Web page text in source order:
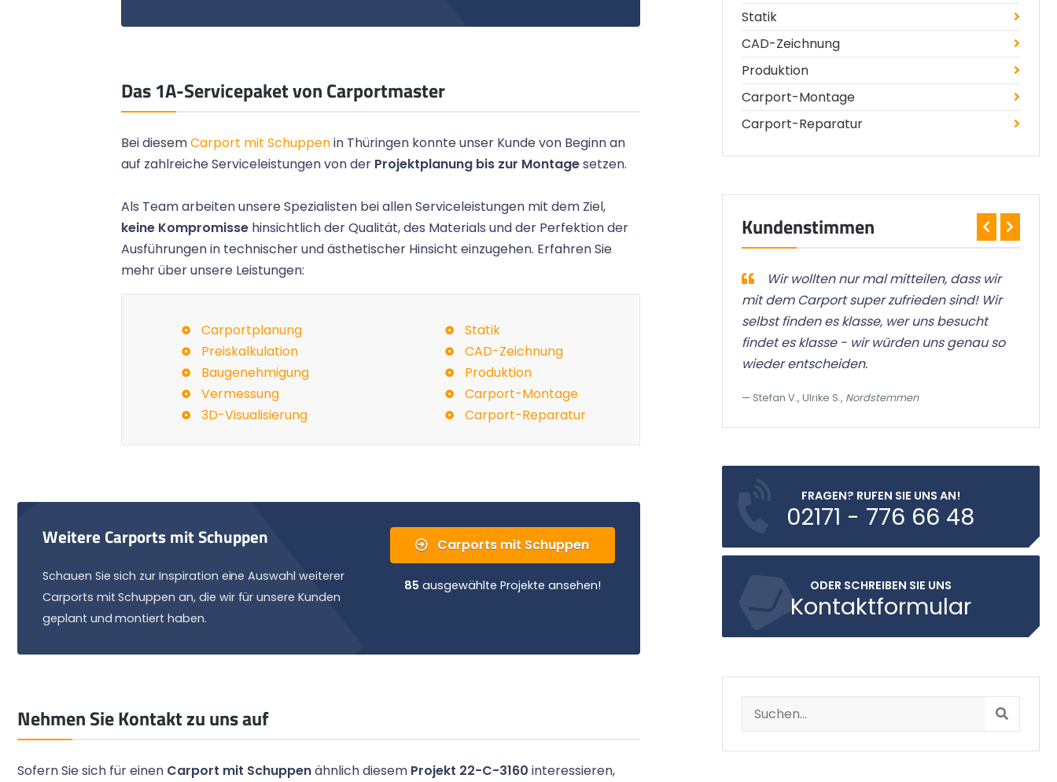
Das 1A-Servicepaket von Carportmaster
Bei diesemCarport mit Schuppenin Thüringen konnte unser Kunde von Beginn an
auf zahlreiche Serviceleistungen von der Projektplanung bis zur Montagesetzen.
Als Team arbeiten unsere Spezialisten bei allen Serviceleistungen mit dem Ziel,
keine Kompromissehinsichtlich der Qualität, des Materials und der Perfektion der
Ausführungen in technischer und ästhetischer Hinsicht einzugehen. Erfahren Sie
mehr über unsere Leistungen:
Carportplanung
Preiskalkulation
Baugenehmigung
Vermessung
3D-Visualisierung
Statik
CAD-Zeichnung
Produktion
Carport-Montage
Carport-Reparatur
Weitere Carports mit Schuppen
Schauen Sie sich zur Inspiration eine Auswahl weiterer
Carports mit Schuppen an, die wir für unsere Kunden
geplant und montiert haben.
Carports mit Schuppen
85 ausgewählte Projekte ansehen!
Nehmen Sie Kontakt zu uns auf
Sofern Sie sich für einen Carport mit Schuppenähnlich diesem Projekt 22-C-3160 interessieren,
Statik
CAD-Zeichnung
Produktion
Carport-Montage
Carport-Reparatur
Kundenstimmen
Umsetzung und die
Das Gartenhaus ist fertig und sieht toll
die tolle Arbeit der Monteure.
Peter M.,Mülheim
auf das Grundstück.
Gunnar P.,Hamburg
Wir wollten nur mal mitteilen, dass wir
mit dem Carport super zufrieden sind! Wir
selbst finden es klasse, wer uns besucht
findet es klasse - wir würden uns genau so
wieder entscheiden.
Stefan V., Ulrike S., Nordstemmen
FRAGEN? RUFEN SIE UNS AN!
02171 - 776 66 48
ODER SCHREIBEN SIE UNS
Kontaktformular